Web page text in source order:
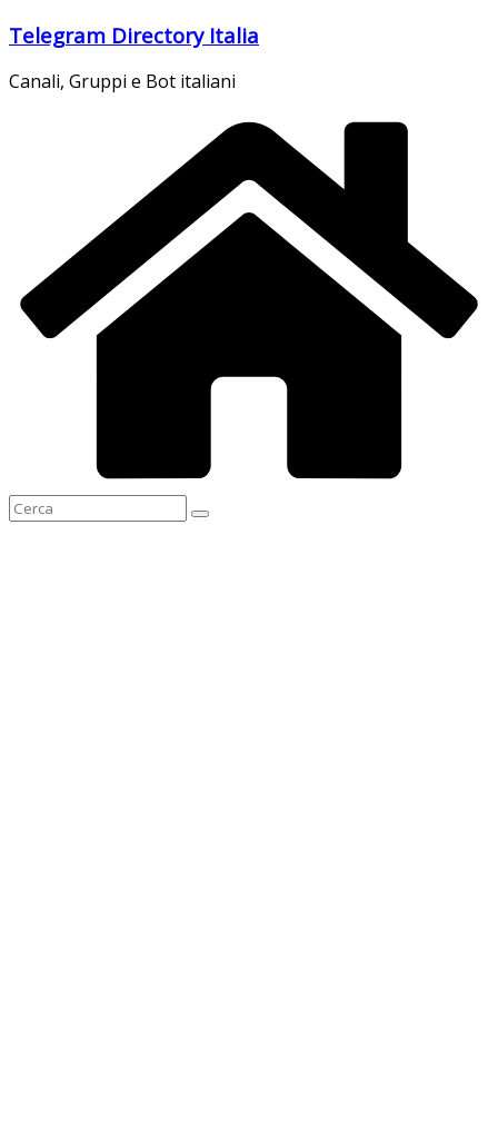
Salta
contenuto
Telegram Directory Italia
Canali, Gruppi e Bot italiani